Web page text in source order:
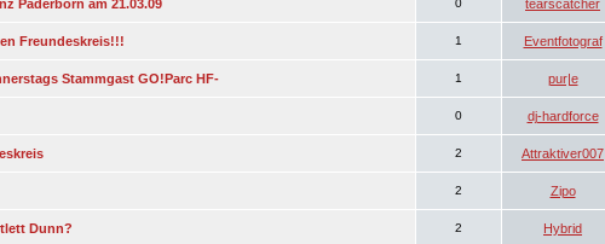
Paderborn am 21.03.09 0 tearscatcher
Freundeskreis!!! 1 Eventfotograf
Stammgast GO!Parc HF- 1 pur|e
0 dj-hardforce
2 Attraktiver007
2 Zipo
Dunn? 2 Hybrid